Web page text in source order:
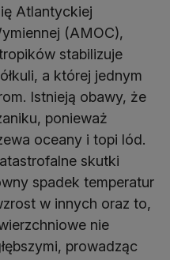
Atlantyckiej
(AMOC),
stabilizuje
a której jednym
Istnieją obawy, że
ponieważ
oceany i topi lód.
skutki
spadek temperatur
w innych oraz to,
nie
prowadząc